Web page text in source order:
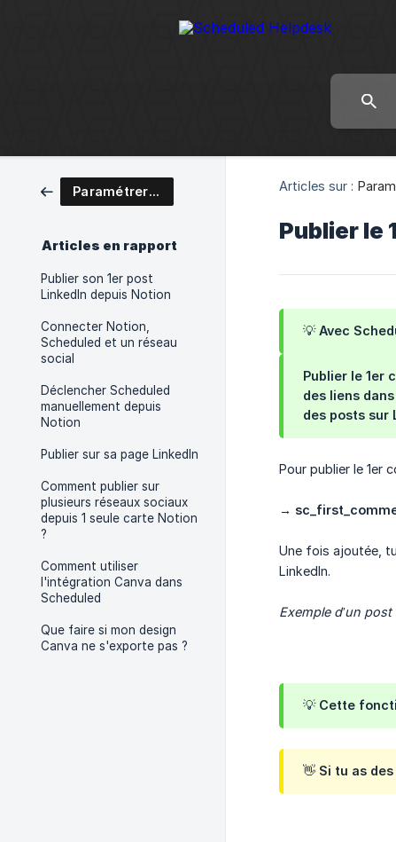
Paramétrer Scheduled
Articles en rapport
Publier son 1er post
LinkedIn depuis Notion
Connecter Notion,
Scheduled et un réseau
social
Déclencher Scheduled
manuellement depuis
Notion
Publier sur sa page LinkedIn
Comment publier sur
plusieurs réseaux sociaux
depuis 1 seule carte Notion
?
Comment utiliser
l'intégration Canva dans
Scheduled
Que faire si mon design
Canva ne s'exporte pas ?
Articles sur :
Publier le
💡 Avec
Publier le 1er
des liens
des posts sur
Pour publier le 1er
→
Une fois ajoutée,
LinkedIn.
Exemple d’un
💡 Cette
👋 Si tu as